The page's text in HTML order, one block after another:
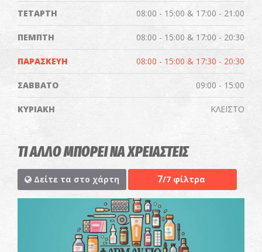
ΤΕΤΑΡΤΗ 08:00 - 15:00 & 17:00 - 21:00
ΠΕΜΠΤΗ 08:00 - 15:00 & 17:00 - 20:30
ΠΑΡΑΣΚΕΥΗ 08:00 - 15:00 & 17:30 - 20:30
ΣΑΒΒΑΤΟ 09:00 - 15:00
ΚΥΡΙΑΚΗ ΚΛΕΙΣΤΟ
ΤΙ ΑΛΛΟ ΜΠΟΡΕΙ ΝΑ ΧΡΕΙΑΣΤΕΙΣ
Δείτε τα στο χάρτη 7/7 φίλτρα